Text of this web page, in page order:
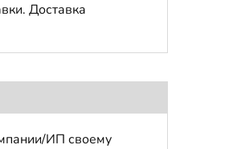
Доставка
ИП своему